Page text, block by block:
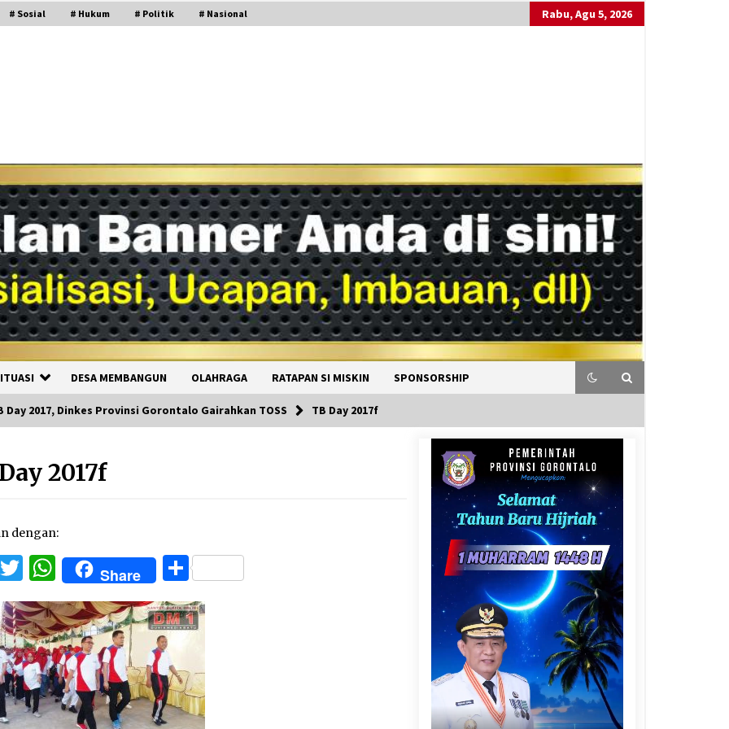
# Sosial # Hukum # Politik # Nasional Rabu, Agu 5, 2026
DESA MEMBANGUN OLAHRAGA RATAPAN SI MISKIN SPONSORSHIP
2017, Dinkes Provinsi Gorontalo Gairahkan TOSS TB Day 2017f
2017f
dengan:
Twitter
WhatsApp
Share Share